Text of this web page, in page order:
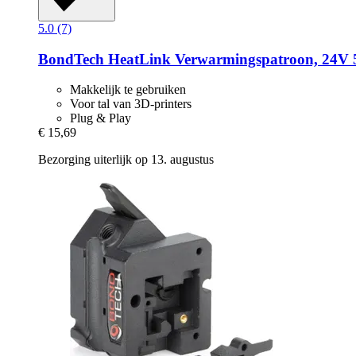
5.0 (7)
BondTech HeatLink Verwarmingspatroon, 24V
Makkelijk te gebruiken
Voor tal van 3D-printers
Plug & Play
€ 15,69
Bezorging uiterlijk op 13. augustus